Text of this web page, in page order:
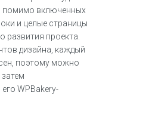
помимо включенных
и целые страницы
развития проекта.
дизайна, каждый
поэтому можно
WPBakery-